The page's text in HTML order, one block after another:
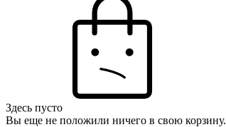
Здесь пусто
Вы еще не положили ничего в свою корзину.